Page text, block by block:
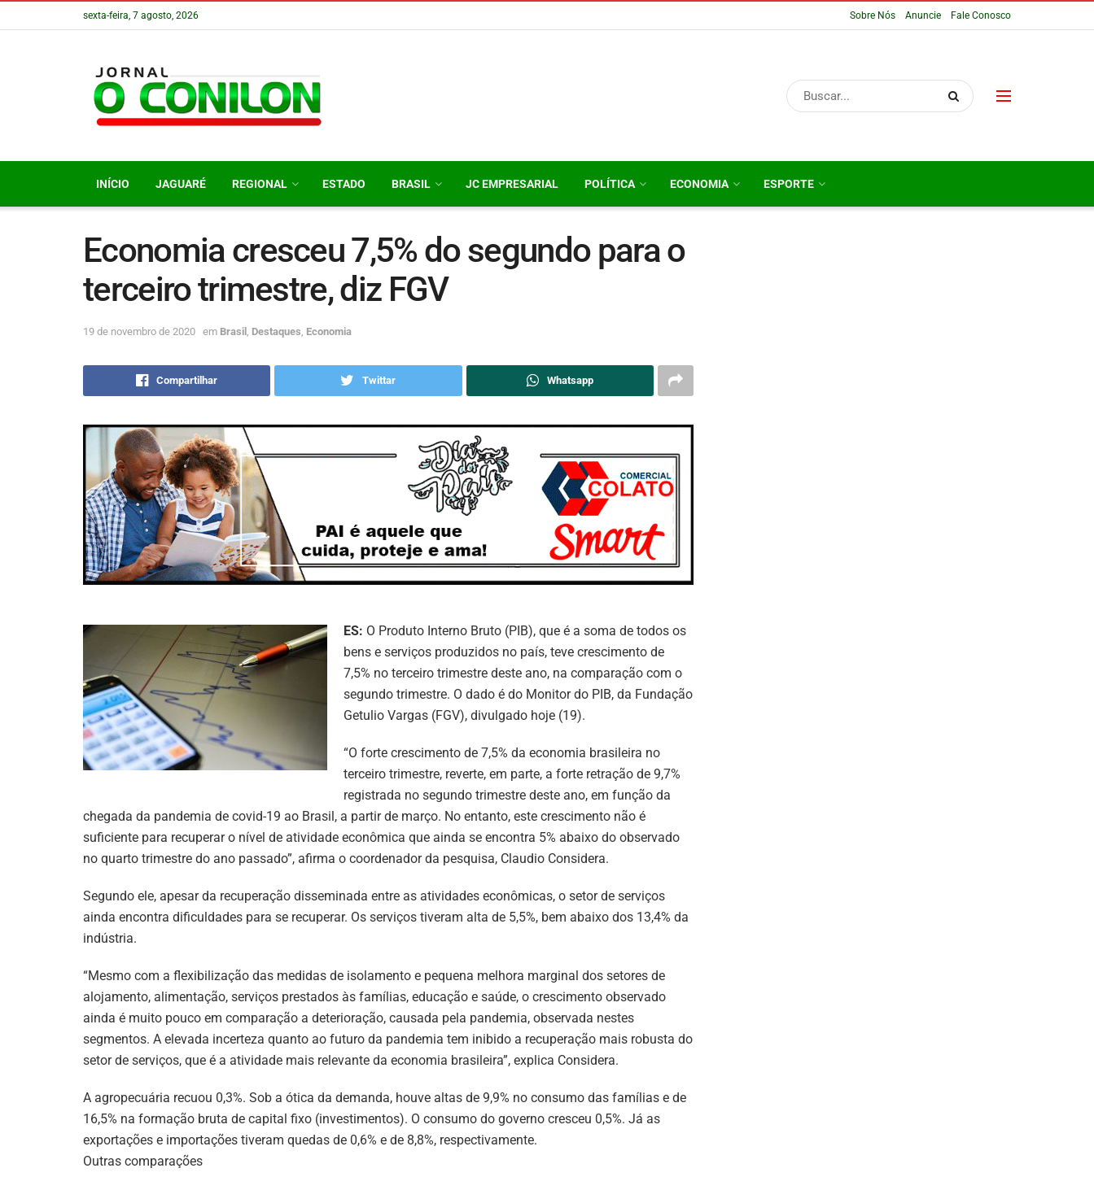
sexta-feira, 7 agosto, 2026 Sobre Nós Anuncie Fale Conosco
INÍCIO JAGUARÉ REGIONAL ESTADO BRASIL JC EMPRESARIAL POLÍTICA ECONOMIA ESPORTE
Economia cresceu 7,5% do segundo para o
terceiro trimestre, diz FGV
19 de novembro de 2020 em Brasil Destaques Economia
Compartilhar Twittar Whatsapp
ES: O Produto Interno Bruto (PIB), que é a soma de todos os
bens e serviços produzidos no país, teve crescimento de
7,5% no terceiro trimestre deste ano, na comparação com o
segundo trimestre. O dado é do Monitor do PIB, da Fundação
Getulio Vargas (FGV), divulgado hoje (19).
“O forte crescimento de 7,5% da economia brasileira no
terceiro trimestre, reverte, em parte, a forte retração de 9,7%
registrada no segundo trimestre deste ano, em função da
chegada da pandemia de covid-19 ao Brasil, a partir de março. No entanto, este crescimento não é
suficiente para recuperar o nível de atividade econômica que ainda se encontra 5% abaixo do observado
no quarto trimestre do ano passado”, afirma o coordenador da pesquisa, Claudio Considera.
Segundo ele, apesar da recuperação disseminada entre as atividades econômicas, o setor de serviços
ainda encontra dificuldades para se recuperar. Os serviços tiveram alta de 5,5%, bem abaixo dos 13,4% da
indústria.
“Mesmo com a flexibilização das medidas de isolamento e pequena melhora marginal dos setores de
alojamento, alimentação, serviços prestados às famílias, educação e saúde, o crescimento observado
ainda é muito pouco em comparação a deterioração, causada pela pandemia, observada nestes
segmentos. A elevada incerteza quanto ao futuro da pandemia tem inibido a recuperação mais robusta do
setor de serviços, que é a atividade mais relevante da economia brasileira”, explica Considera.
A agropecuária recuou 0,3%. Sob a ótica da demanda, houve altas de 9,9% no consumo das famílias e de
16,5% na formação bruta de capital fixo (investimentos). O consumo do governo cresceu 0,5%. Já as
exportações e importações tiveram quedas de 0,6% e de 8,8%, respectivamente.
Outras comparações